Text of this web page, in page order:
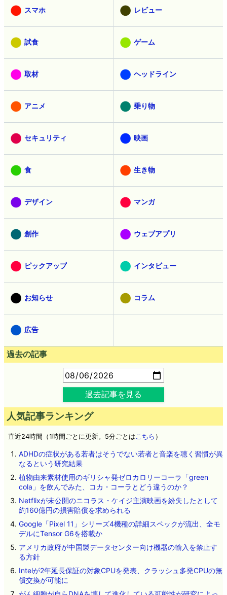
スマホ レビュー
試食 ゲーム
取材 ヘッドライン
アニメ 乗り物
セキュリティ 映画
食 生き物
デザイン マンガ
創作 ウェブアプリ
ピックアップ インタビュー
お知らせ コラム
広告
過去の記事
過去記事を見る
人気記事ランキング
直近24時間（1時間ごとに更新。5分ごとはこちら ）
ADHDの症状がある若者はそうでない若者と音楽を聴く習慣が異
なるという研究結果
植物由来素材使用のギリシャ発ゼロカロリーコーラ「green
cola」を飲んでみた、コカ・コーラとどう違うのか？
Netflixが未公開のニコラス・ケイジ主演映画を紛失したとして
約160億円の損害賠償を求められる
Google「Pixel 11」シリーズ4機種の詳細スペックが流出、全モ
デルにTensor G6を搭載か
アメリカ政府が中国製データセンター向け機器の輸入を禁止す
る方針
Intelが2年延長保証の対象CPUを発表、クラッシュ多発CPUの無
償交換が可能に